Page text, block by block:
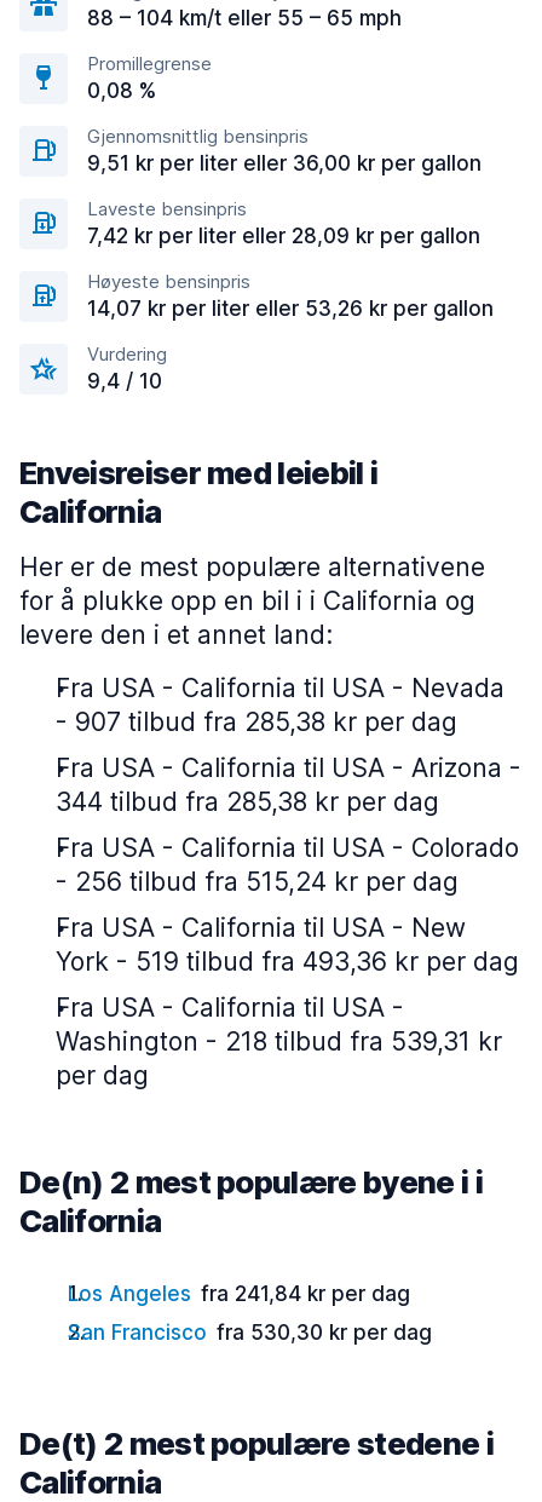
88 – 104 km/t eller 55 – 65 mph
Promillegrense
0,08 %
Gjennomsnittlig bensinpris
9,51 kr per liter eller 36,00 kr per gallon
Laveste bensinpris
7,42 kr per liter eller 28,09 kr per gallon
Høyeste bensinpris
14,07 kr per liter eller 53,26 kr per gallon
Vurdering
9,4 / 10
Enveisreiser med leiebil i
California
Her er de mest populære alternativene
for å plukke opp en bil i i California og
levere den i et annet land:
Fra USA - California til USA - Nevada
- 907 tilbud fra 285,38 kr per dag
Fra USA - California til USA - Arizona -
344 tilbud fra 285,38 kr per dag
Fra USA - California til USA - Colorado
- 256 tilbud fra 515,24 kr per dag
Fra USA - California til USA - New
York - 519 tilbud fra 493,36 kr per dag
Fra USA - California til USA -
Washington - 218 tilbud fra 539,31 kr
per dag
De(n) 2 mest populære byene i i
California
Los Angeles fra 241,84 kr per dag
San Francisco fra 530,30 kr per dag
De(t) 2 mest populære stedene i
California